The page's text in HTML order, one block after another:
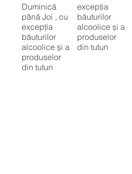
Duminică
până Joi , cu
excepția
băuturilor
alcoolice și a
produselor
din tutun
excepția
băuturilor
alcoolice și a
produselor
din tutun